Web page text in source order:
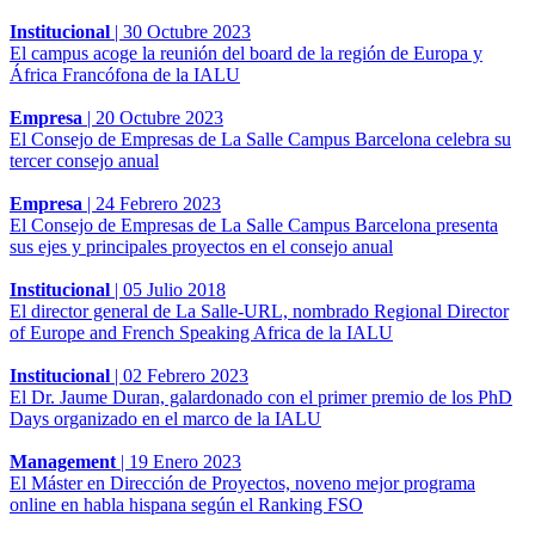
Institucional | 30 Octubre 2023
El campus acoge la reunión del board de la región de Europa y
África Francófona de la IALU
Empresa | 20 Octubre 2023
El Consejo de Empresas de La Salle Campus Barcelona celebra su
tercer consejo anual
Empresa | 24 Febrero 2023
El Consejo de Empresas de La Salle Campus Barcelona presenta
sus ejes y principales proyectos en el consejo anual
Institucional | 05 Julio 2018
El director general de La Salle-URL, nombrado Regional Director
of Europe and French Speaking Africa de la IALU
Institucional | 02 Febrero 2023
El Dr. Jaume Duran, galardonado con el primer premio de los PhD
Days organizado en el marco de la IALU
Management | 19 Enero 2023
El Máster en Dirección de Proyectos, noveno mejor programa
online en habla hispana según el Ranking FSO